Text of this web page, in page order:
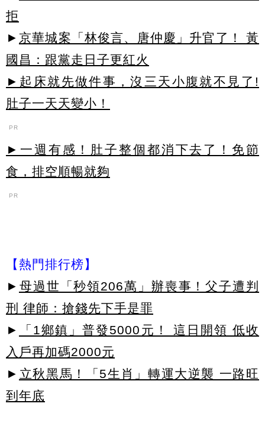
拒
► 京華城案「林俊言、唐仲慶」升官了！ 黃
國昌：跟黨走日子更紅火
►起床就先做件事，沒三天小腹就不見了!
肚子一天天變小！
PR
►一週有感！肚子整個都消下去了！免節
食，排空順暢就夠
PR
【熱門排行榜】
► 母過世「秒領206萬」辦喪事！父子遭判
刑 律師：搶錢先下手是罪
►
「1鄉鎮」普發5000元！ 這日開領 低收
入戶再加碼2000元
► 立秋黑馬！「5生肖」轉運大逆襲 一路旺
到年底